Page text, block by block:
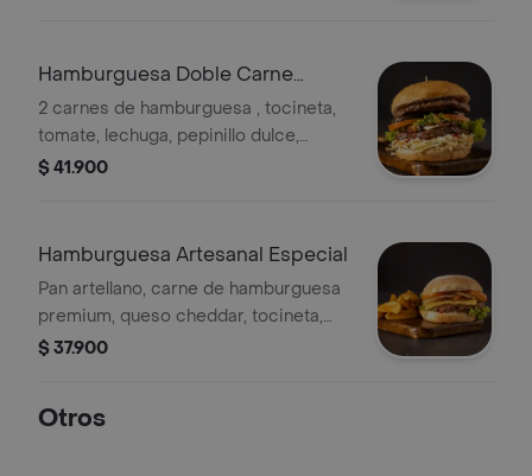
Hamburguesa Doble Carne
Especial + Papas
2 carnes de hamburguesa , tocineta,
tomate, lechuga, pepinillo dulce,
queso mozzarella, papa triturada,
$ 41.900
Hamburguesa Artesanal Especial
Pan artellano, carne de hamburguesa
premium, queso cheddar, tocineta,
lechuga, tomate, cebolla
$ 37.900
Otros